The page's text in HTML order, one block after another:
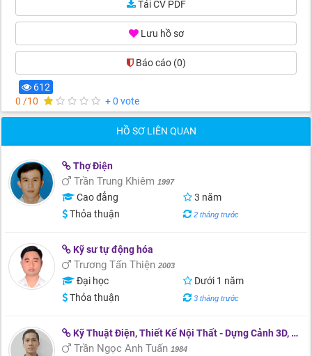
Tải CV PDF
Lưu hồ sơ
Báo cáo (0)
612
0 /10
+ 0 vote
HỒ SƠ LIÊN QUAN
Thợ Điện
Trần Trung Khiêm 1997
Cao đẳng
3 năm
Thỏa thuận
2 tháng trước
Kỹ sư tự động hóa
Trương Tấn Thiện 2003
Đại học
Dưới 1 năm
Thỏa thuận
3 tháng trước
Kỹ Thuật Điện, Thiết Kế Nội Thất - Dựng Cảnh 3D, Chăm Sóc Cây Cảnh Sân Vườn - Bon Sai
Trần Ngọc Anh Tuấn 1984